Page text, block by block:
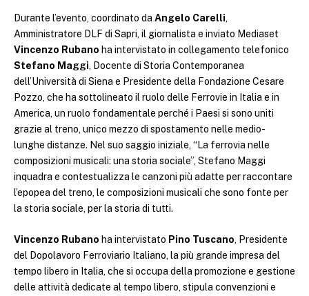
Durante l’evento, coordinato da Angelo Carelli,
Amministratore DLF di Sapri, il giornalista e inviato Mediaset
Vincenzo Rubano ha intervistato in collegamento telefonico
Stefano Maggi, Docente di Storia Contemporanea
dell’Università di Siena e Presidente della Fondazione Cesare
Pozzo, che ha sottolineato il ruolo delle Ferrovie in Italia e in
America, un ruolo fondamentale perché i Paesi si sono uniti
grazie al treno, unico mezzo di spostamento nelle medio-
lunghe distanze. Nel suo saggio iniziale, “La ferrovia nelle
composizioni musicali: una storia sociale”, Stefano Maggi
inquadra e contestualizza le canzoni più adatte per raccontare
l’epopea del treno, le composizioni musicali che sono fonte per
la storia sociale, per la storia di tutti.
Vincenzo Rubano ha intervistato Pino Tuscano, Presidente
del Dopolavoro Ferroviario Italiano, la più grande impresa del
tempo libero in Italia, che si occupa della promozione e gestione
delle attività dedicate al tempo libero, stipula convenzioni e